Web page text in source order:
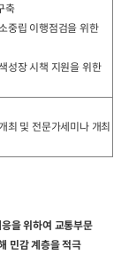
축
중립 이행점검을 위한
성장 시책 지원을 위한
최 및 전문가세미나 개최
을 위하여 교통부문
민감 계층을 적극